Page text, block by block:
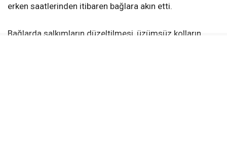
erken saatlerinden itibaren bağlara akın etti.
Bağlarda salkımların düzeltilmesi, üzümsüz kolların